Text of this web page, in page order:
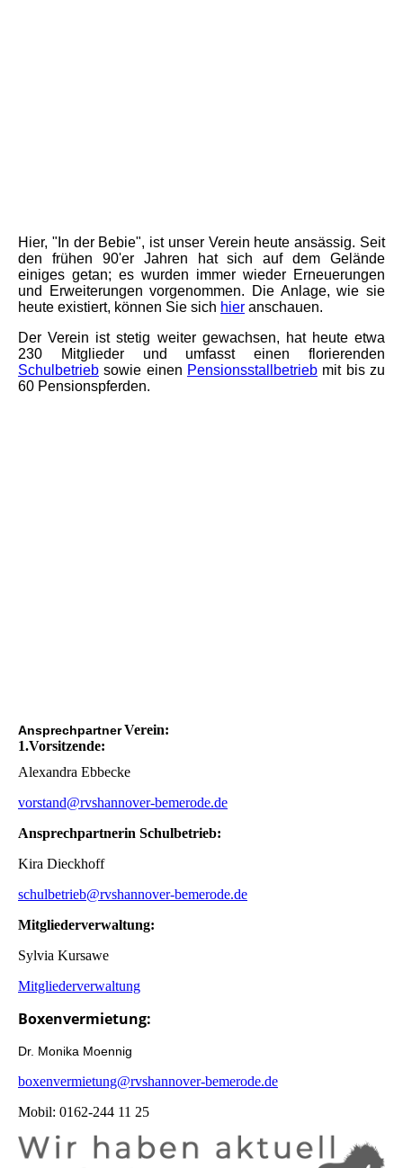
Hier, "In der Bebie", ist unser Verein heute ansässig. Seit
den frühen 90'er Jahren hat sich auf dem Gelände
einiges getan; es wurden immer wieder Erneuerungen
und Erweiterungen vorgenommen. Die Anlage, wie sie
heute existiert, können Sie sich hier anschauen.
Der Verein ist stetig weiter gewachsen, hat heute etwa
230 Mitglieder und umfasst einen florierenden
Schulbetrieb sowie einen Pensionsstallbetrieb mit bis zu
60 Pensionspferden.
AnsprechpartnerVerein:
1.Vorsitzende:
Alexandra Ebbecke
vorstand@rvshannover-bemerode.de
Ansprechpartnerin Schulbetrieb:
Kira Dieckhoff
schulbetrieb@rvshannover-bemerode.de
Mitgliederverwaltung:
Sylvia Kursawe
Mitgliederverwaltung
Boxenvermietung:
Dr. Monika Moennig
boxenvermietung@rvshannover-bemerode.de
Mobil: 0162-244 11 25